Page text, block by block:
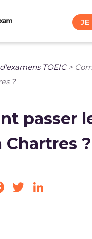
JE
TOEIC>
?
passer
Chartres ?
Facebook
TwitterLinkedIn